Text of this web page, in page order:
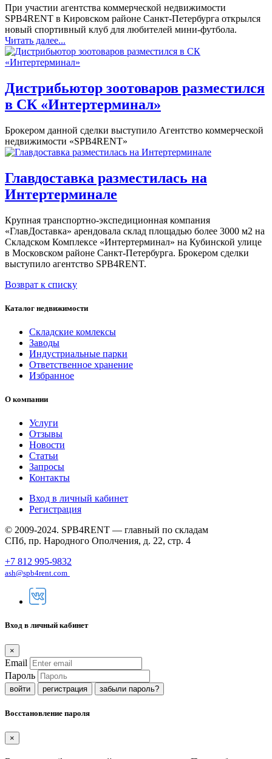
При участии агентства коммерческой недвижимости
SPB4RENT в Кировском районе Санкт-Петербурга открылся
новый спортивный клуб для любителей мини-футбола.
Читать далее...
Дистрибьютор зоотоваров разместился
в СК «Интертерминал»
Брокером данной сделки выступило Агентство коммерческой
недвижимости «SPB4RENT»
Главдоставка разместилась на
Интертерминале
Крупная транспортно-экспедиционная компания
«ГлавДоставка» арендовала склад площадью более 3000 м2 на
Складском Комплексе «Интертерминал» на Кубинской улице
в Московском районе Санкт-Петербурга. Брокером сделки
выступило агентство SPB4RENT.
Возврат к списку
Каталог недвижимости
Складские комлексы
Заводы
Индустриальные парки
Ответственное хранение
Избранное
О компании
Услуги
Отзывы
Новости
Статьи
Запросы
Контакты
Вход в личный кабинет
Регистрация
© 2009-2024. SPB4RENT — главный по складам
СПб, пр. Народного Ополчения, д. 22, стр. 4
+7 812 995-9832
ash@spb4rent.com
Вход в личный кабинет
×
Email
Пароль
регистрация забыли пароль?
Восстановление пароля
×